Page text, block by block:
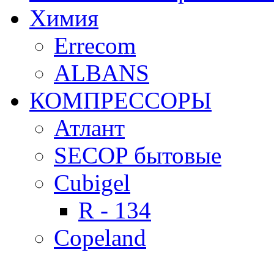
Химия
Errecom
ALBANS
КОМПРЕССОРЫ
Атлант
SECOP бытовые
Cubigel
R - 134
Copeland